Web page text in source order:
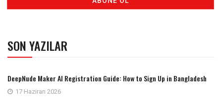
SON YAZILAR
DeepNude Maker AI Registration Guide: How to Sign Up in Bangladesh
17 Haziran 2026